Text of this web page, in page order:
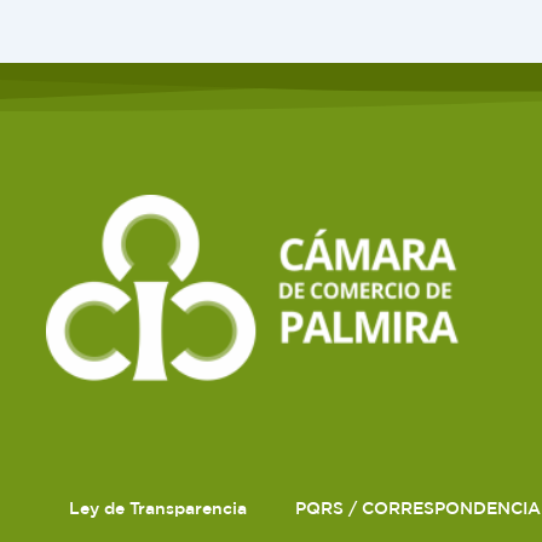
Ley de Transparencia PQRS / CORRESPONDENCIA